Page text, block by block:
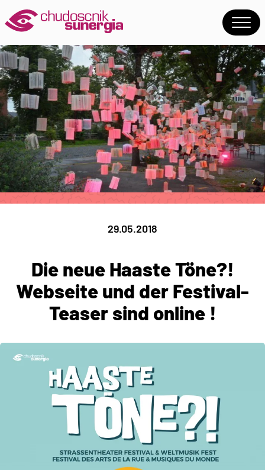
29.05.2018
Die neue Haaste Töne?!
Webseite und der Festival-
Teaser sind online !